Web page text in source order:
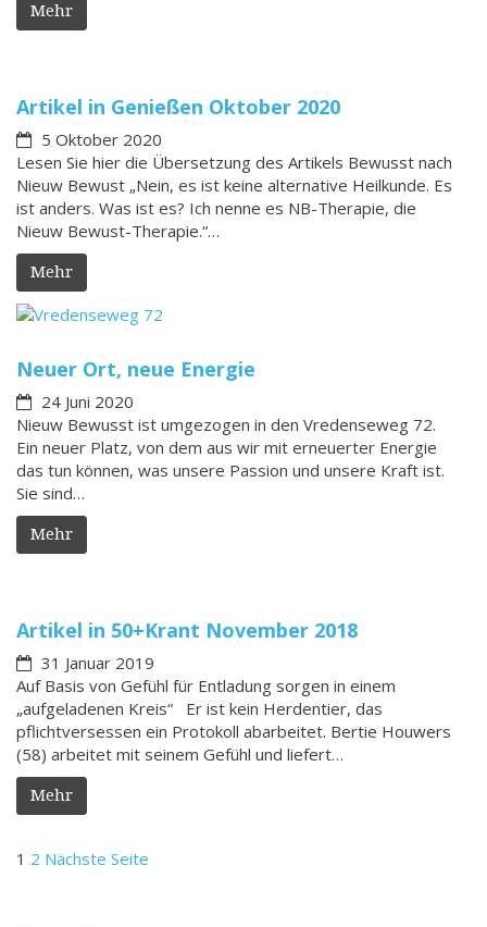
Mehr
Artikel in Genießen Oktober 2020
5 Oktober 2020
Lesen Sie hier die Übersetzung des Artikels Bewusst nach
Nieuw Bewust „Nein, es ist keine alternative Heilkunde. Es
ist anders. Was ist es? Ich nenne es NB-Therapie, die
Nieuw Bewust-Therapie.“…
Mehr
Neuer Ort, neue Energie
24 Juni 2020
Nieuw Bewusst ist umgezogen in den Vredenseweg 72.
Ein neuer Platz, von dem aus wir mit erneuerter Energie
das tun können, was unsere Passion und unsere Kraft ist.
Sie sind…
Mehr
Artikel in 50+Krant November 2018
31 Januar 2019
Auf Basis von Gefühl für Entladung sorgen in einem
„aufgeladenen Kreis“ Er ist kein Herdentier, das
pflichtversessen ein Protokoll abarbeitet. Bertie Houwers
(58) arbeitet mit seinem Gefühl und liefert…
Mehr
Seitennummerierung
Seite
1 Seite
2 Nächste Seite